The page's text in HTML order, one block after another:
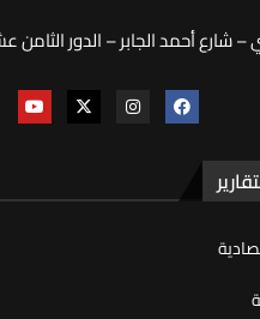
– شارع أحمد الجابر – الدور